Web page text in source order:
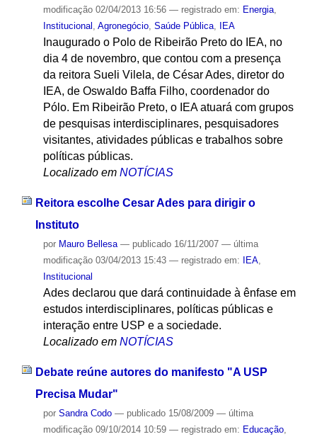
modificação02/04/2013 16:56 — registrado em: Energia,
Institucional , Agronegócio, Saúde Pública, IEA
Inaugurado o Polo de Ribeirão Preto do IEA, no
dia 4 de novembro, que contou com a presença
da reitora Sueli Vilela, de César Ades, diretor do
IEA, de Oswaldo Baffa Filho, coordenador do
Pólo. Em Ribeirão Preto, o IEA atuará com grupos
de pesquisas interdisciplinares, pesquisadores
visitantes, atividades públicas e trabalhos sobre
políticas públicas.
Localizado em NOTÍCIAS
Reitora escolhe Cesar Ades para dirigir o
Instituto
por Mauro Bellesa — publicado16/11/2007 — última
modificação03/04/2013 15:43 — registrado em: IEA,
Institucional
Ades declarou que dará continuidade à ênfase em
estudos interdisciplinares, políticas públicas e
interação entre USP e a sociedade.
Localizado em NOTÍCIAS
Debate reúne autores do manifesto "A USP
Precisa Mudar"
por Sandra Codo — publicado15/08/2009 — última
modificação09/10/2014 10:59 — registrado em: Educação,